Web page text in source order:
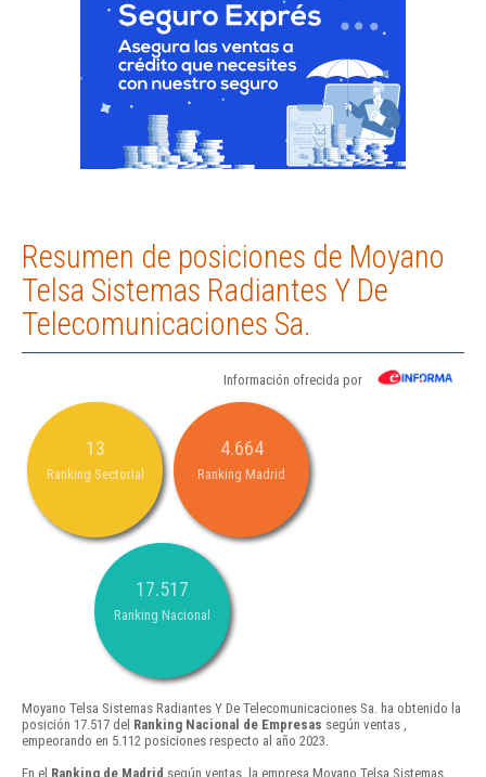
Resumen de posiciones de Moyano
Telsa Sistemas Radiantes Y De
Telecomunicaciones Sa.
Información ofrecida por
13
Ranking Sectorial
4.664
Ranking Madrid
17.517
Ranking Nacional
Moyano Telsa Sistemas Radiantes Y De Telecomunicaciones Sa. ha obtenido la
posición 17.517 del Ranking Nacional de Empresas según ventas ,
empeorando en 5.112 posiciones respecto al año 2023.
En el Ranking de Madrid según ventas, la empresa Moyano Telsa Sistemas